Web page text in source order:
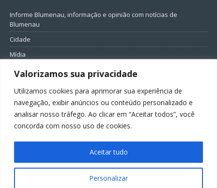
Valorizamos sua privacidade
Utilizamos cookies para aprimorar sua experiência de
navegação, exibir anúncios ou conteúdo personalizado e
analisar nosso tráfego. Ao clicar em “Aceitar todos”, você
concorda com nosso uso de cookies.
Personalizar
Aceitar tudo
Informe Blumenau, informação e opinião com notícias de
Blumenau
Cidade
Mídia
Entretenimento
Política
FIQUE CONECTADO